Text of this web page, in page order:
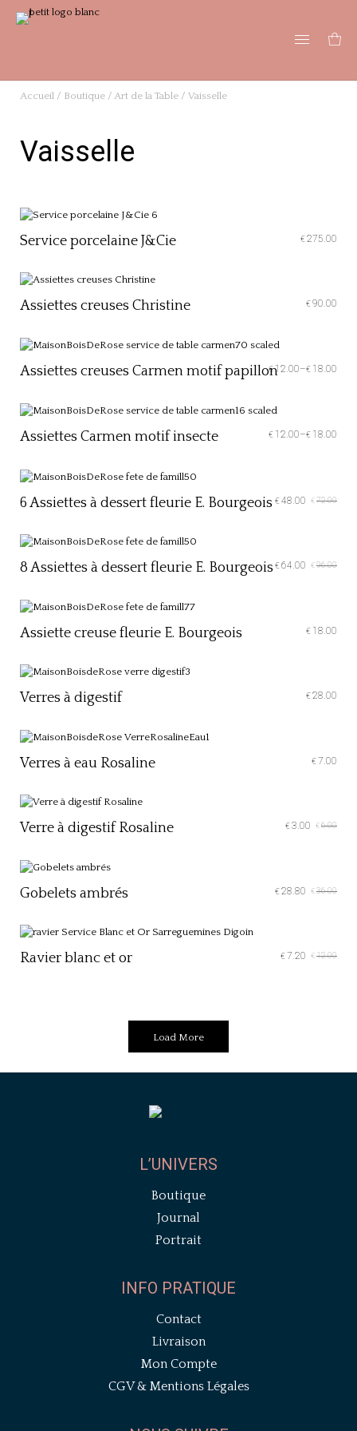
Accueil / Boutique / Art de la Table / Vaisselle
Vaisselle
Service porcelaine J&Cie €275.00
Assiettes creuses Christine €90.00
Assiettes creuses Carmen motif papillon
€12.00–€ 18.00
Assiettes Carmen motif insecte € 12.00–€ 18.00
6 Assiettes à dessert fleurie E. Bourgeois €72.00
€48.00
8 Assiettes à dessert fleurie E. Bourgeois €96.00
€64.00
Assiette creuse fleurie E. Bourgeois € 18.00
Verres à digestif €28.00
Verres à eau Rosaline €7.00
Verre à digestif Rosaline €6.00
€3.00
Gobelets ambrés €36.00
€28.80
Ravier blanc et or €12.00
€7.20
Load More
Load More
L’UNIVERS
Boutique
Journal
Portrait
INFO PRATIQUE
Contact
Livraison
Mon Compte
CGV & Mentions Légales